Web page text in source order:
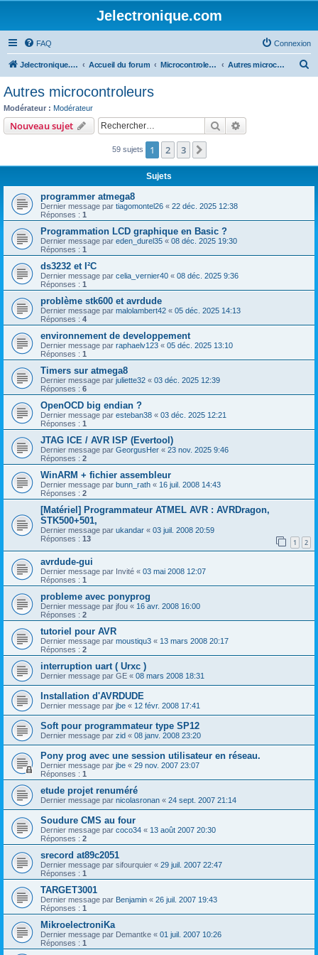
Jelectronique.com
FAQ Connexion
Jelectronique.com Accueil du forum Microcontroleurs Autres microcontroleurs
c
Autres microcontroleurs
Modérateur : Modérateur
Nouveau sujet Rechercher
59 sujets 1 2 3
Sujets
programmer atmega8
Dernier message par tiagomontel26 « 22 déc. 2025 12:38
Réponses : 1
Programmation LCD graphique en Basic ?
Dernier message par eden_durel35 « 08 déc. 2025 19:30
Réponses : 1
ds3232 et I²C
Dernier message par celia_vernier40 « 08 déc. 2025 9:36
Réponses : 1
problème stk600 et avrdude
Dernier message par malolambert42 « 05 déc. 2025 14:13
Réponses : 4
environnement de developpement
Dernier message par raphaelv123 « 05 déc. 2025 13:10
Réponses : 1
Timers sur atmega8
Dernier message par juliette32 « 03 déc. 2025 12:39
Réponses : 6
OpenOCD big endian ?
Dernier message par esteban38 « 03 déc. 2025 12:21
Réponses : 1
JTAG ICE / AVR ISP (Evertool)
Dernier message par GeorgusHer « 23 nov. 2025 9:46
Réponses : 2
WinARM + fichier assembleur
Dernier message par bunn_rath « 16 juil. 2008 14:43
Réponses : 2
[Matériel] Programmateur ATMEL AVR : AVRDragon,
STK500+501,
Dernier message par ukandar « 03 juil. 2008 20:59
Réponses : 13 1 2
avrdude-gui
Dernier message par Invité « 03 mai 2008 12:07
Réponses : 1
probleme avec ponyprog
Dernier message par jfou « 16 avr. 2008 16:00
Réponses : 2
tutoriel pour AVR
Dernier message par moustiqu3 « 13 mars 2008 20:17
Réponses : 2
interruption uart ( Urxc )
Dernier message par GE « 08 mars 2008 18:31
Installation d'AVRDUDE
Dernier message par jbe « 12 févr. 2008 17:41
Soft pour programmateur type SP12
Dernier message par zid « 08 janv. 2008 23:20
Pony prog avec une session utilisateur en réseau.
Dernier message par jbe « 29 nov. 2007 23:07
Réponses : 1
etude projet renuméré
Dernier message par nicolasronan « 24 sept. 2007 21:14
Soudure CMS au four
Dernier message par coco34 « 13 août 2007 20:30
Réponses : 2
srecord at89c2051
Dernier message par sifourquier « 29 juil. 2007 22:47
Réponses : 1
TARGET3001
Dernier message par Benjamin « 26 juil. 2007 19:43
Réponses : 1
MikroelectroniKa
Dernier message par Demantke « 01 juil. 2007 10:26
Réponses : 1